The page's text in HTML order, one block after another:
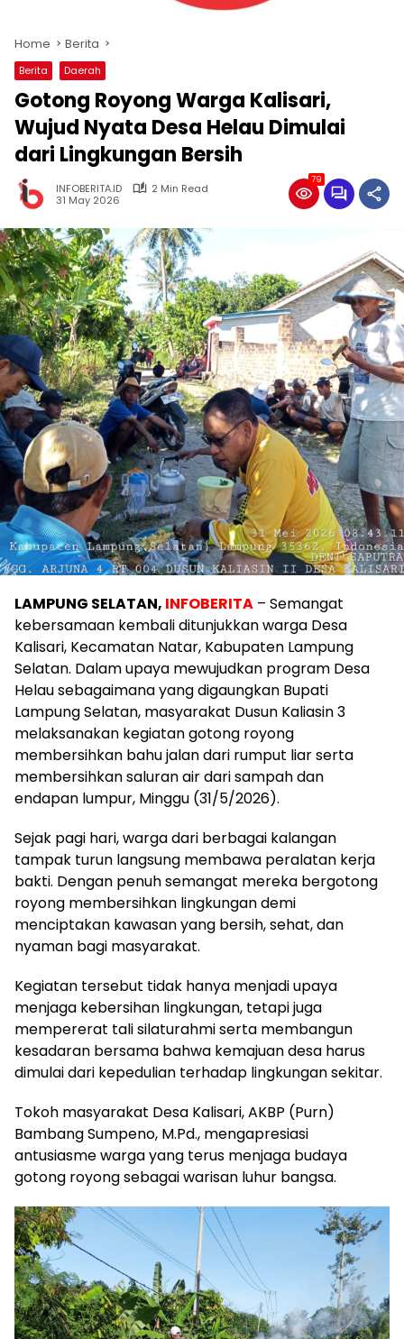
Home Berita
Berita Daerah
Gotong Royong Warga Kalisari,
Wujud Nyata Desa Helau Dimulai
dari Lingkungan Bersih
INFOBERITA.ID
2 Min Read
31 May 2026
79
LAMPUNG SELATAN, INFOBERITA – Semangat
kebersamaan kembali ditunjukkan warga Desa
Kalisari, Kecamatan Natar, Kabupaten Lampung
Selatan. Dalam upaya mewujudkan program Desa
Helau sebagaimana yang digaungkan Bupati
Lampung Selatan, masyarakat Dusun Kaliasin 3
melaksanakan kegiatan gotong royong
membersihkan bahu jalan dari rumput liar serta
membersihkan saluran air dari sampah dan
endapan lumpur, Minggu (31/5/2026).
Sejak pagi hari, warga dari berbagai kalangan
tampak turun langsung membawa peralatan kerja
bakti. Dengan penuh semangat mereka bergotong
royong membersihkan lingkungan demi
menciptakan kawasan yang bersih, sehat, dan
nyaman bagi masyarakat.
Kegiatan tersebut tidak hanya menjadi upaya
menjaga kebersihan lingkungan, tetapi juga
mempererat tali silaturahmi serta membangun
kesadaran bersama bahwa kemajuan desa harus
dimulai dari kepedulian terhadap lingkungan sekitar.
Tokoh masyarakat Desa Kalisari, AKBP (Purn)
Bambang Sumpeno, M.Pd., mengapresiasi
antusiasme warga yang terus menjaga budaya
gotong royong sebagai warisan luhur bangsa.